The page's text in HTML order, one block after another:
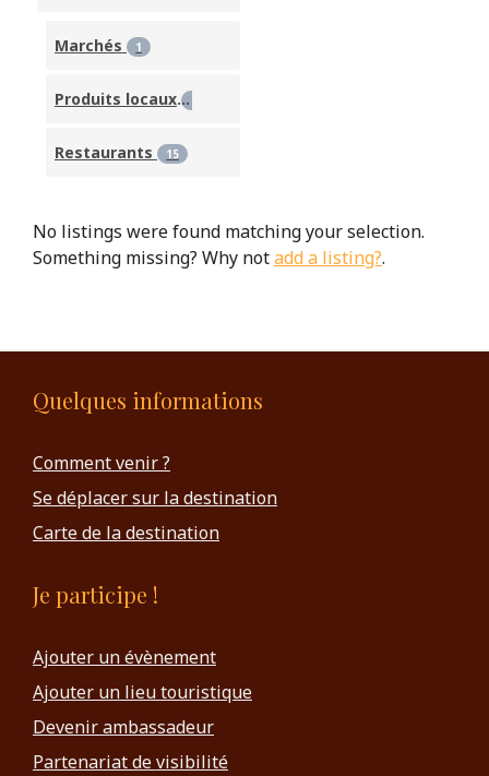
Marchés 1
Produits locaux
Restaurants 15
No listings were found matching your selection.
Something missing? Why notadd a listing?.
Quelques informations
Comment venir ?
Se déplacer sur la destination
Carte de la destination
Je participe !
Ajouter un évènement
Ajouter un lieu touristique
Devenir ambassadeur
Partenariat de visibilité